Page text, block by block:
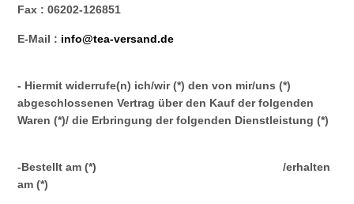
Fax : 06202-126851
E-Mail : info@tea-versand.de
- Hiermit widerrufe(n) ich/wir (*) den von mir/uns (*)
abgeschlossenen Vertrag über den Kauf der folgenden
Waren (*)/ die Erbringung der folgenden Dienstleistung (*)
-Bestellt am (*) /erhalten
am (*)